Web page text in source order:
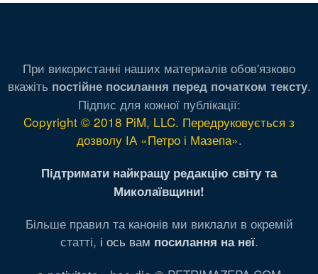
При використанні наших материалів обов'язково
вкажіть постійне посилання перед початком тексту.
Підпис для кожної публікації:
Copyright © 2018 PiM, LLC. Передруковується з
дозволу ІА «Петро і Мазепа».
Підтримати найкращу редакцію світу та
Миколаївщини!
Більше правил та канонів ми виклали в окремій
статті, і ось вам посилання на неї.